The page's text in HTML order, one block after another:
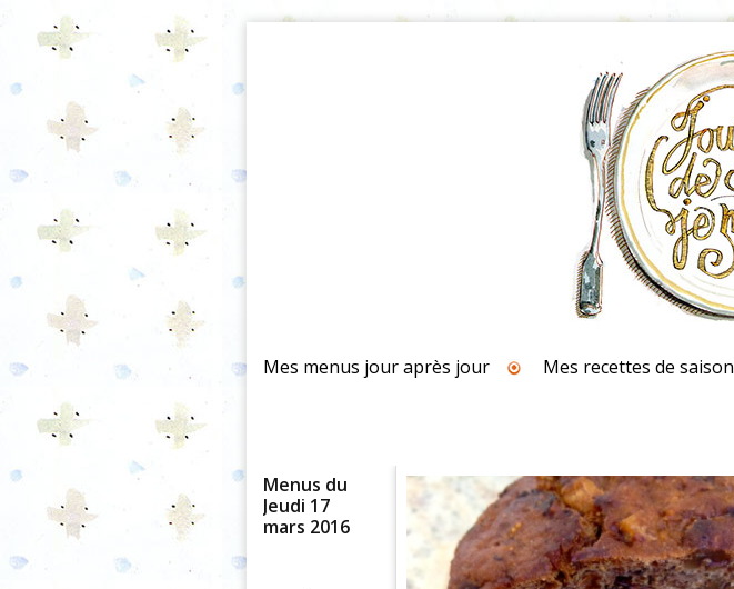
Mes menus jour après jour Mes recettes de saison
Menus du
Jeudi 17
mars 2016